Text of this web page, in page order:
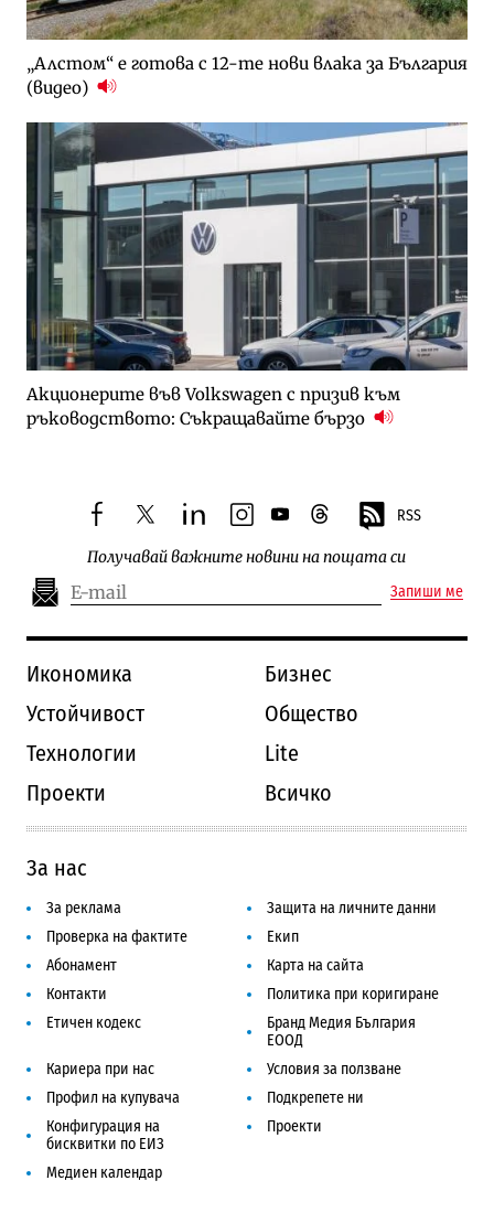
„Алстом“ е готова с 12-те нови влака за България
(видео)
Акционерите във Volkswagen с призив към
ръководството: Съкращавайте бързо
facebooktwitterlinkedininstagram
youtubethreads RSS
Получавай важните новини на пощата си
Запиши ме
Икономика
Бизнес
Устойчивост
Общество
Технологии
Lite
Проекти
Всичко
За нас
За реклама
Защита на личните данни
Проверка на фактите
Екип
Абонамент
Карта на сайта
Контакти
Политика при коригиране
Етичен кодекс
Бранд Медия България
ЕООД
Кариера при нас
Условия за ползване
Профил на купувача
Подкрепете ни
Конфигурация на
бисквитки по ЕИЗ
Проекти
Медиен календар